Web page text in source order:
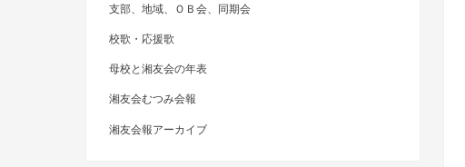
支部、地域、ＯＢ会、同期会
校歌・応援歌
母校と湘友会の年表
湘友会むつみ会報
湘友会報アーカイブ